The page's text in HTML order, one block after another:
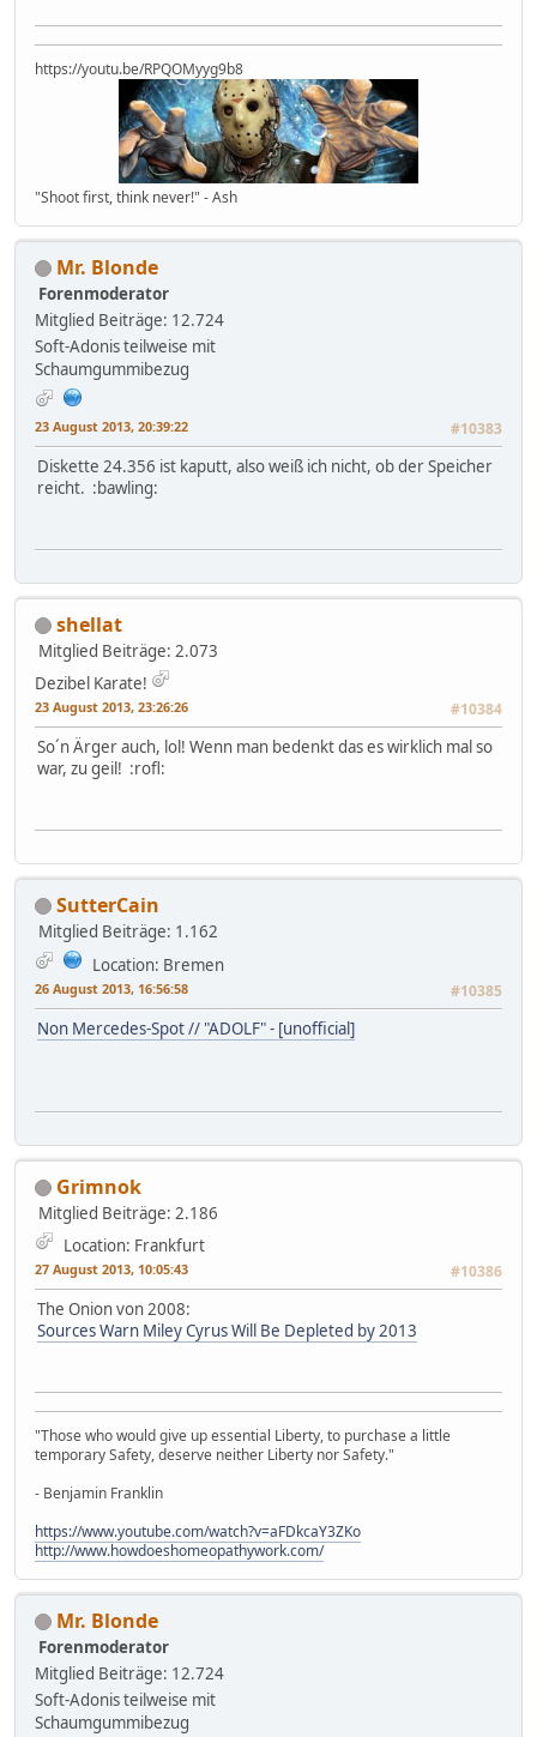
https://youtu.be/RPQOMyyg9b8
"Shoot first, think never!" - Ash
Mr. Blonde
Forenmoderator
Mitglied Beiträge: 12.724
Soft-Adonis teilweise mit
Schaumgummibezug
23 August 2013, 20:39:22 #10383
Diskette 24.356 ist kaputt, also weiß ich nicht, ob der Speicher
reicht. :bawling:
shellat
Mitglied Beiträge: 2.073
Dezibel Karate!
23 August 2013, 23:26:26 #10384
So´n Ärger auch, lol! Wenn man bedenkt das es wirklich mal so
war, zu geil! :rofl:
SutterCain
Mitglied Beiträge: 1.162
Location: Bremen
26 August 2013, 16:56:58 #10385
Non Mercedes-Spot // "ADOLF" - [unofficial]
Grimnok
Mitglied Beiträge: 2.186
Location: Frankfurt
27 August 2013, 10:05:43 #10386
The Onion von 2008:
Sources Warn Miley Cyrus Will Be Depleted by 2013
"Those who would give up essential Liberty, to purchase a little
temporary Safety, deserve neither Liberty nor Safety."
- Benjamin Franklin
https://www.youtube.com/watch?v=aFDkcaY3ZKo
http://www.howdoeshomeopathywork.com/
Mr. Blonde
Forenmoderator
Mitglied Beiträge: 12.724
Soft-Adonis teilweise mit
Schaumgummibezug